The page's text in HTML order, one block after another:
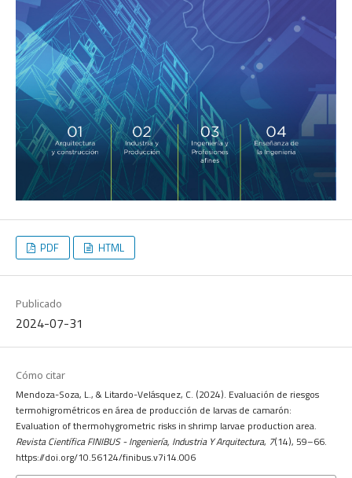
PDF HTML
Publicado
2024-07-31
Cómo citar
Mendoza-Soza, L., & Litardo-Velásquez, C. (2024). Evaluación de riesgos
termohigrométricos en área de producción de larvas de camarón:
Evaluation of thermohygrometric risks in shrimp larvae production area.
Revista Científica FINIBUS - Ingeniería, Industria Y Arquitectura, 7(14), 59–66.
https://doi.org/10.56124/finibus.v7i14.006